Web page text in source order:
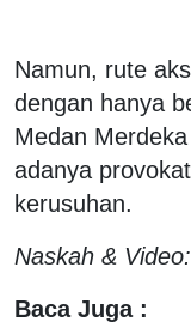
Namun, rute
dengan hanya
Medan
adanya
kerusuhan.
Naskah &
Baca Juga :